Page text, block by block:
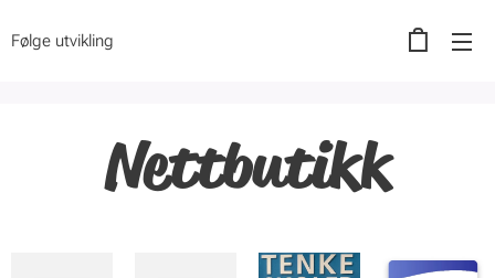
Følge utvikling
Nettbutikk